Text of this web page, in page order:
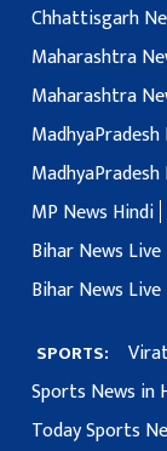
Chhattisgarh
Maharashtra
Maharashtra
MP News Hindi
Bihar News Live
Bihar News Live
SPORTS:
Sports News in
Today Sports